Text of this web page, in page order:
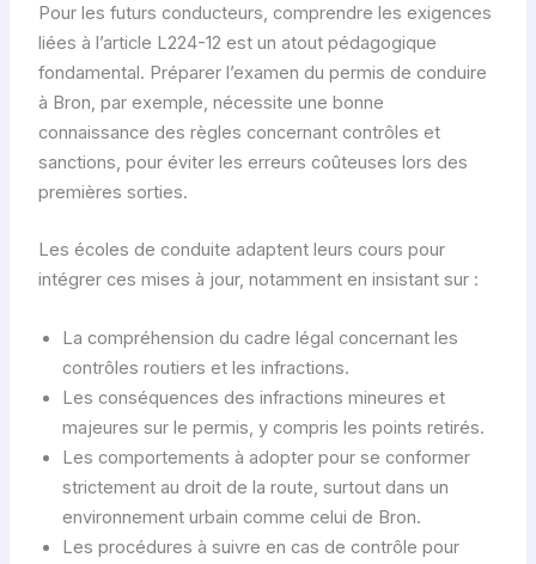
Pour les futurs conducteurs, comprendre les exigences
liées à l’article L224-12 est un atout pédagogique
fondamental. Préparer l’examen du permis de conduire
à Bron, par exemple, nécessite une bonne
connaissance des règles concernant contrôles et
sanctions, pour éviter les erreurs coûteuses lors des
premières sorties.
Les écoles de conduite adaptent leurs cours pour
intégrer ces mises à jour, notamment en insistant sur :
La compréhension du cadre légal concernant les
contrôles routiers et les infractions.
Les conséquences des infractions mineures et
majeures sur le permis, y compris les points retirés.
Les comportements à adopter pour se conformer
strictement au droit de la route, surtout dans un
environnement urbain comme celui de Bron.
Les procédures à suivre en cas de contrôle pour